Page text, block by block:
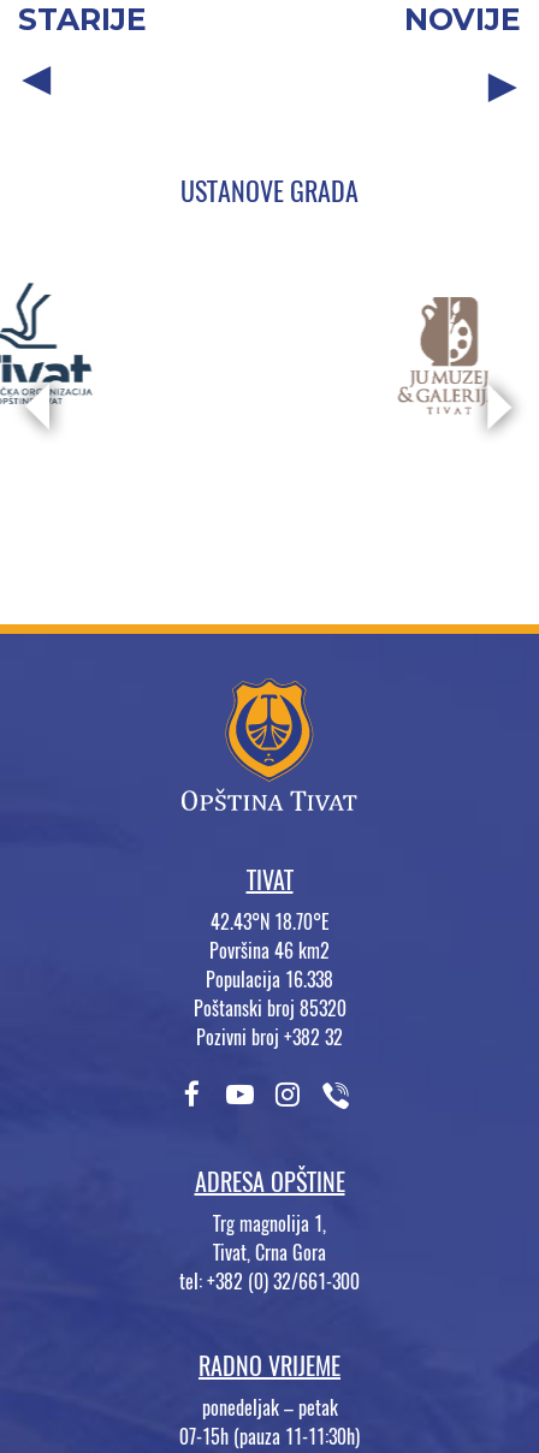
STARIJE NOVIJE
USTANOVE GRADA
TIVAT
42.43°N 18.70°E
Površina 46 km2
Populacija 16.338
Poštanski broj 85320
Pozivni broj +382 32
ADRESA OPŠTINE
Trg magnolija 1,
Tivat, Crna Gora
tel: +382 (0) 32/661-300
RADNO VRIJEME
ponedeljak – petak
07-15h (pauza 11-11:30h)